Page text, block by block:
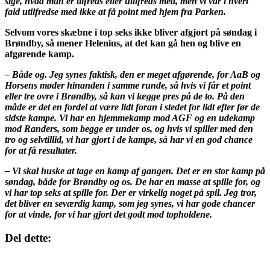
fald utilfredse med ikke at få point med hjem fra Parken.
Selvom vores skæbne i top seks ikke bliver afgjort på søndag i
Brøndby, så mener Helenius, at det kan gå hen og blive en
afgørende kamp.
– Både og. Jeg synes faktisk, den er meget afgørende, for AaB og
Horsens møder hinanden i samme runde, så hvis vi får et point
eller tre ovre i Brøndby, så kan vi lægge pres på de to. På den
måde er det en fordel at være lidt foran i stedet for lidt efter før de
sidste kampe. Vi har en hjemmekamp mod AGF og en udekamp
mod Randers, som begge er under os, og hvis vi spiller med den
tro og selvtillid, vi har gjort i de kampe, så har vi en god chance
for at få resultater.
– Vi skal huske at tage en kamp af gangen. Det er en stor kamp på
søndag, både for Brøndby og os. De har en masse at spille for, og
vi har top seks at spille for. Der er virkelig noget på spil. Jeg tror,
det bliver en seværdig kamp, som jeg synes, vi har gode chancer
for at vinde, for vi har gjort det godt mod topholdene.
Del dette: